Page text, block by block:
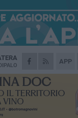
APP